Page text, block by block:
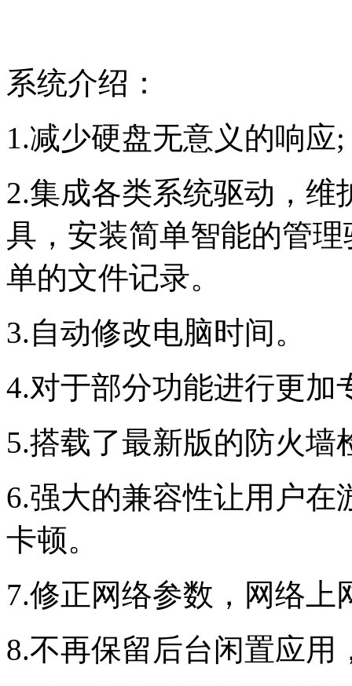
系统介绍：
1.减少硬盘无意义的响应;
2.集成各类系统驱动，
具，安装简单智能的管
单的文件记录。
3.自动修改电脑时间。
4.对于部分功能进行更加
5.搭载了最新版的防火
6.强大的兼容性让用户
卡顿。
7.修正网络参数，网络
8.不再保留后台闲置应用